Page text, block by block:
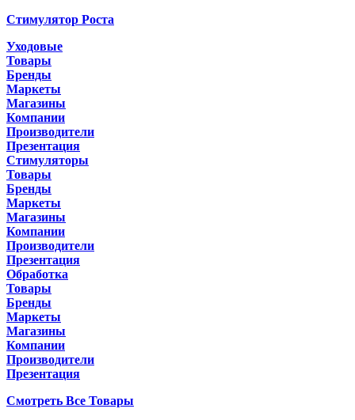
Стимулятор Роста
Уходовые
Товары
Бренды
Маркеты
Магазины
Компании
Производители
Презентация
Стимуляторы
Товары
Бренды
Маркеты
Магазины
Компании
Производители
Презентация
Обработка
Товары
Бренды
Маркеты
Магазины
Компании
Производители
Презентация
Смотреть Все Товары